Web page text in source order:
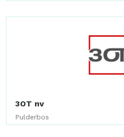
3OT nv
Pulderbos